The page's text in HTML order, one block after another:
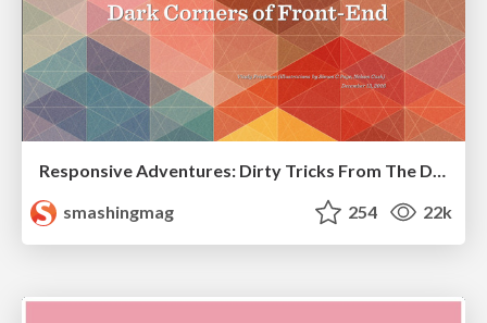
Responsive Adventures: Dirty Tricks From The Dark Corners of Front-End
smashingmag
254 22k